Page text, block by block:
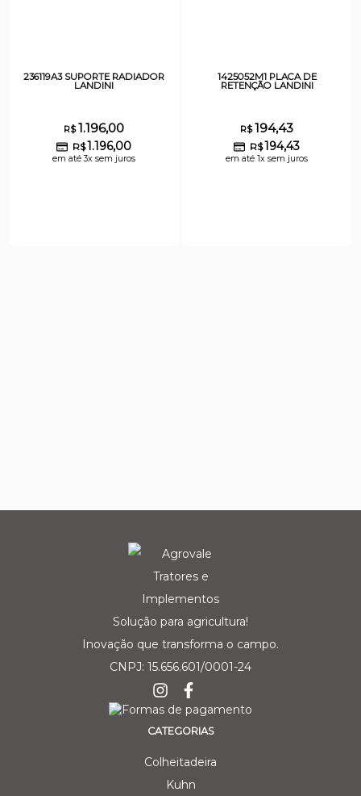
236119A3 SUPORTE RADIADOR
LANDINI
R$1.196,00
R$1.196,00
em até 3x sem juros
1425052M1 PLACA DE
RETENÇÃO LANDINI
R$194,43
R$194,43
em até 1x sem juros
Solução para agricultura!
Inovação que transforma o campo.
CNPJ: 15.656.601/0001-24
CATEGORIAS
Colheitadeira
Kuhn